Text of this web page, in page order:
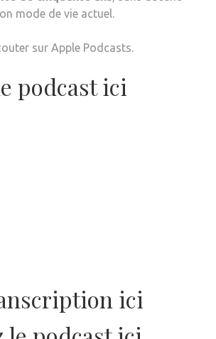
mode de vie actuel.
sur Apple Podcasts.
podcast ici
ici